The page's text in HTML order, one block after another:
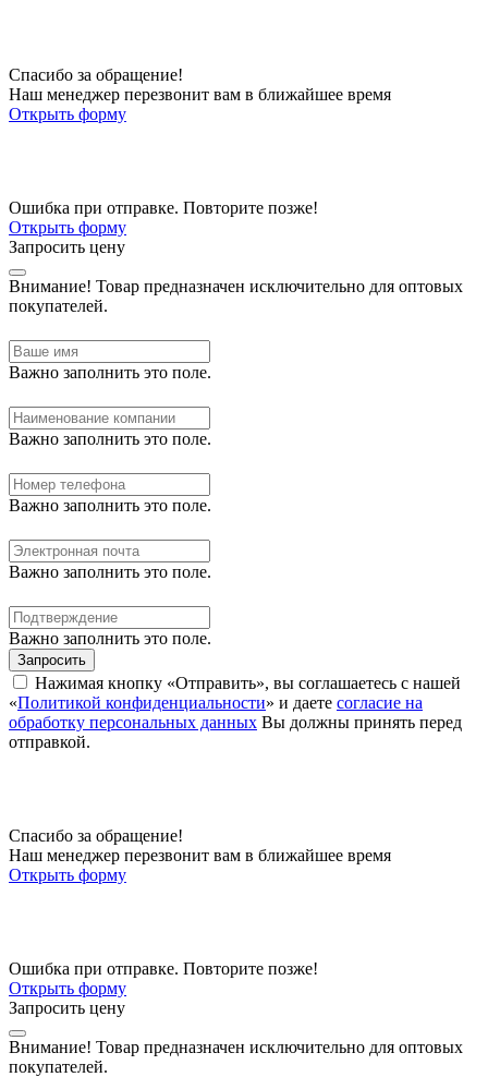
Спасибо за обращение!
Наш менеджер перезвонит вам в ближайшее время
Открыть форму
Ошибка при отправке. Повторите позже!
Открыть форму
Запросить цену
Внимание! Товар предназначен исключительно для оптовых
покупателей.
Важно заполнить это поле.
Важно заполнить это поле.
Важно заполнить это поле.
Важно заполнить это поле.
Важно заполнить это поле.
Запросить
Нажимая кнопку «Отправить», вы соглашаетесь с нашей
«Политикой конфиденциальности» и даете согласие на
обработку персональных данных Вы должны принять перед
отправкой.
Спасибо за обращение!
Наш менеджер перезвонит вам в ближайшее время
Открыть форму
Ошибка при отправке. Повторите позже!
Открыть форму
Запросить цену
Внимание! Товар предназначен исключительно для оптовых
покупателей.